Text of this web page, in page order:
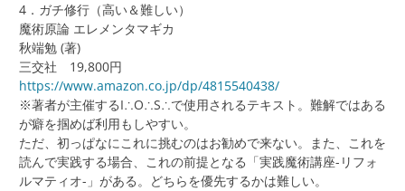
4．ガチ修行（高い＆難しい）
魔術原論 エレメンタマギカ
秋端勉 (著)
三交社 19,800円
https://www.amazon.co.jp/dp/4815540438/
※著者が主催するI∴O∴S∴で使用されるテキスト。難解ではある
が癖を掴めば利用もしやすい。
ただ、初っぱなにこれに挑むのはお勧めで来ない。また、これを
読んで実践する場合、これの前提となる「実践魔術講座-リフォ
ルマティオ-」がある。どちらを優先するかは難しい。